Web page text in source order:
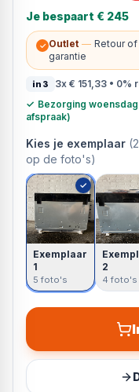
Je bespaart € 245
✓ Outlet — Retour
garantie
in3 3x € 151,33• 0%
✓ Bezorging
afspraak)
Kies je exemplaar (2
op de foto's)
✓
Exemplaar
1
5 foto's
2
4 foto's